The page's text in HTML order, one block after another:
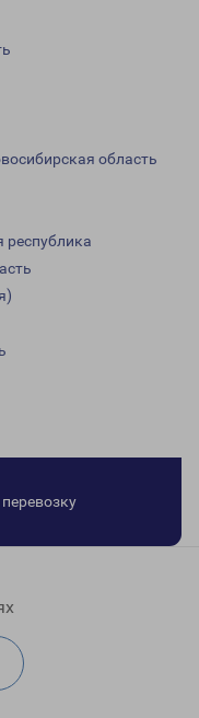
область
республика